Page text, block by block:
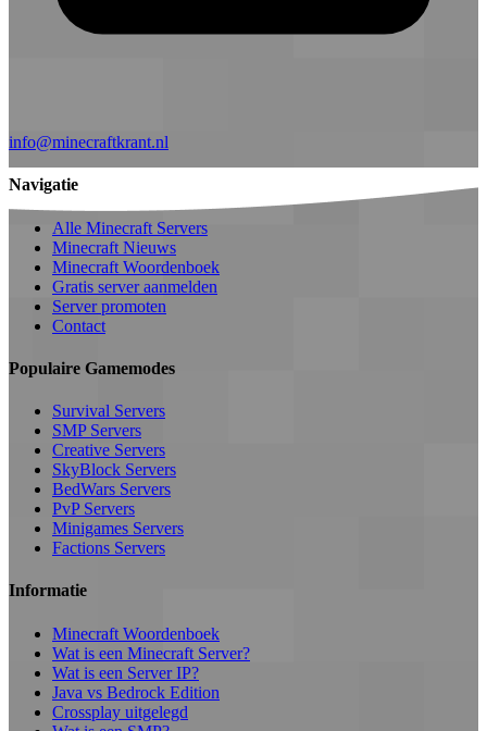
info@minecraftkrant.nl
Navigatie
Alle Minecraft Servers
Minecraft Nieuws
Minecraft Woordenboek
Gratis server aanmelden
Server promoten
Contact
Populaire Gamemodes
Survival Servers
SMP Servers
Creative Servers
SkyBlock Servers
BedWars Servers
PvP Servers
Minigames Servers
Factions Servers
Informatie
Minecraft Woordenboek
Wat is een Minecraft Server?
Wat is een Server IP?
Java vs Bedrock Edition
Crossplay uitgelegd